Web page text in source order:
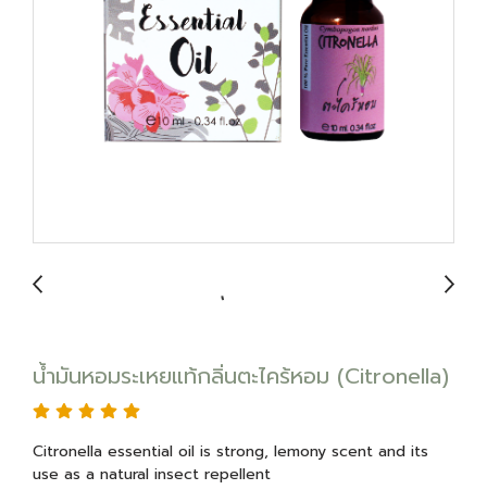
น้ำมันหอมระเหยแท้กลิ่นตะไคร้หอม (Citronella)
Citronella essential oil is strong, lemony scent and its
use as a natural insect repellent